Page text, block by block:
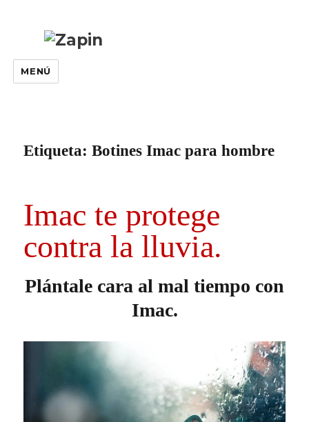
MENÚ
Etiqueta:Botines Imac para hombre
Imac te protege
contra la lluvia.
Plántale cara al mal tiempo con
Imac.